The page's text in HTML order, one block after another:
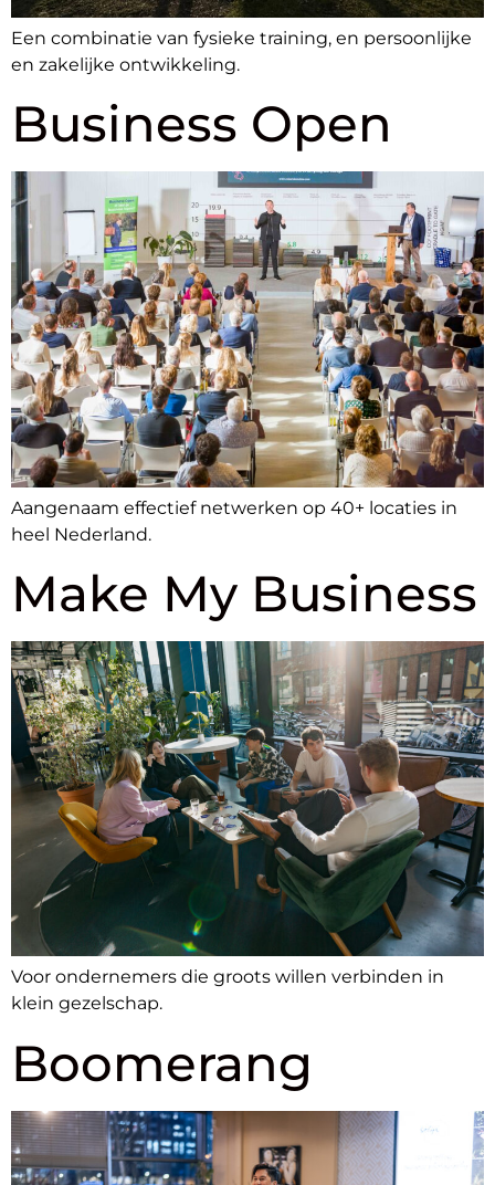
Een combinatie van fysieke training, en persoonlijke
en zakelijke ontwikkeling.
Business Open
Aangenaam effectief netwerken op 40+ locaties in
heel Nederland.
Make My Business
Voor ondernemers die groots willen verbinden in
klein gezelschap.
Boomerang